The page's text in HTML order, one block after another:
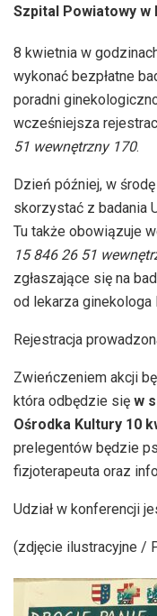
Szpital Powiatowy w
8 kwietnia w
wykonać bezpłatne
poradni
wcześniejsza
51 wewnętrzny 170.
Dzień później, w
skorzystać z badania
Tu także obowiązuje
15 846 26 51
zgłaszające się na
od lekarza ginekologa
Rejestracja
Zwieńczeniem akcji
która odbędzie się w
Ośrodka Kultury 10
prelegentów będzie
fizjoterapeuta oraz
Udział w konferencji
(zdjęcie ilustracyjne /